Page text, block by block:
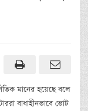
মানের হয়েছে বলে
বাধাহীনভাবে ভোট